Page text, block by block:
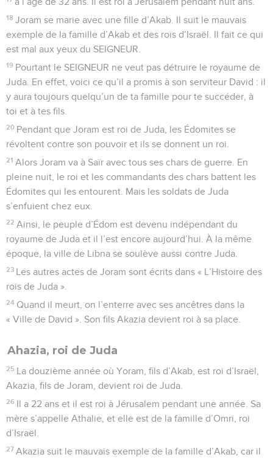
18 Joram se marie avec une fille d’Akab. Il suit le mauvais
exemple de la famille d’Akab et des rois d’Israël. Il fait ce qui
est mal aux yeux du SEIGNEUR.
19 Pourtant le SEIGNEUR ne veut pas détruire le royaume de
Juda. En effet, voici ce qu’il a promis à son serviteur David : il
y aura toujours quelqu’un de ta famille pour te succéder, à
toi et à tes fils.
20 Pendant que Joram est roi de Juda, les Édomites se
révoltent contre son pouvoir et ils se donnent un roi.
21 Alors Joram va à Saïr avec tous ses chars de guerre. En
pleine nuit, le roi et les commandants des chars battent les
Édomites qui les entourent. Mais les soldats de Juda
s’enfuient chez eux.
22 Ainsi, le peuple d’Édom est devenu indépendant du
royaume de Juda et il l’est encore aujourd’hui. À la même
époque, la ville de Libna se soulève aussi contre Juda.
23 Les autres actes de Joram sont écrits dans « L’Histoire des
rois de Juda ».
24 Quand il meurt, on l’enterre avec ses ancêtres dans la
« Ville de David ». Son fils Akazia devient roi à sa place.
Ahazia, roi de Juda
25 La douzième année où Yoram, fils d’Akab, est roi d’Israël,
Akazia, fils de Joram, devient roi de Juda.
26 Il a 22 ans et il est roi à Jérusalem pendant une année. Sa
mère s’appelle Athalie, et elle est de la famille d’Omri, roi
d’Israël.
27 Akazia suit le mauvais exemple de la famille d’Akab, car il